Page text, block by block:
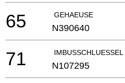
GEHAEUSE
65 N390640
IMBUSSCHLUESSEL
71 N107295